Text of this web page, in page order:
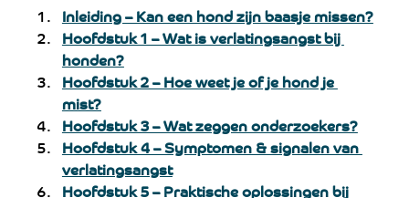
Inleiding – Kan een hond zijn baasje missen?
Hoofdstuk 1 – Wat is verlatingsangst bij
honden?
Hoofdstuk 2 – Hoe weet je of je hond je
mist?
Hoofdstuk 3 – Wat zeggen onderzoekers?
Hoofdstuk 4 – Symptomen & signalen van
verlatingsangst
Hoofdstuk 5 – Praktische oplossingen bij